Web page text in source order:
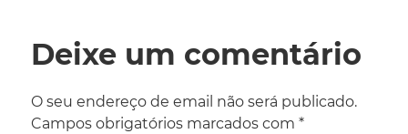
Deixe um comentário
O seu endereço de email não será publicado.
Campos obrigatórios marcados com *